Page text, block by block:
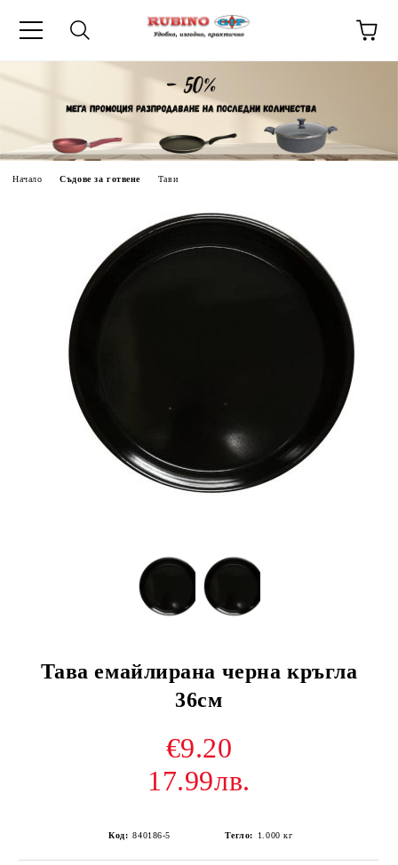
Начало Съдове за готвене Тави
Тава емайлирана черна кръгла
36см
€9.20
17.99лв.
Код: 840186-5 Тегло: 1.000 кг